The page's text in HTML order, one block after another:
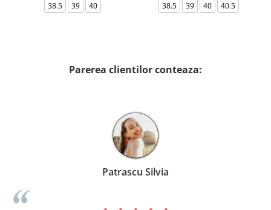
38.5
39 40
38.5
39 40 40.5
Parerea clientilor conteaza:
Patrascu Silvia